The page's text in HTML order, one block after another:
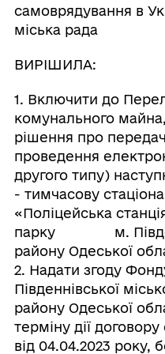
самоврядування в
міська рада
ВИРІШИЛА:
1. Включити до
комунального
рішення про
проведення
другого типу)
- тимчасову
«Поліцейська
парку м.
району Одеської
2. Надати згоду
Південнівської
району Одеської
терміну дії
від 04.04.2023 року,